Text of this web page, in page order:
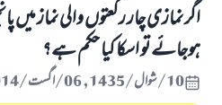
اگر نمازی چار رکعتوں والی نماز میں
ہوجائے تو اسکا کیا حکم ہے؟
10/شوال/1435 , 06/اگست/2014